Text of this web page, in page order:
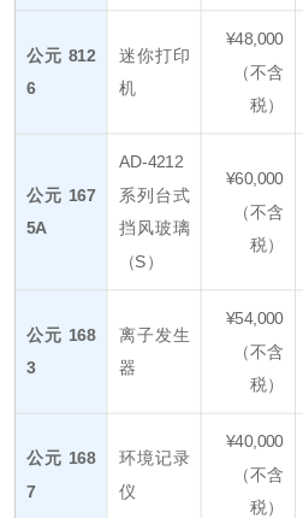
公元 812
6
迷你打印
机
¥48,000
（不含
税）
公元 167
5A
AD-4212
系列台式
挡风玻璃
（S）
¥60,000
（不含
税）
公元 168
3
离子发生
器
¥54,000
（不含
税）
公元 168
7
环境记录
仪
¥40,000
（不含
税）